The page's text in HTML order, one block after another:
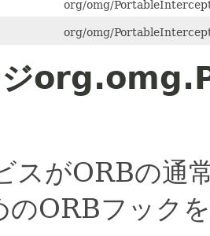
org/omg/
org/omg/
ジ
スがORBの通
のORBフック